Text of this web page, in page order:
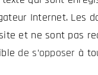
Internet. Les
et ne sont pas
de s’opposer à